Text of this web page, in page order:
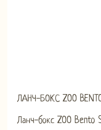
ЛАНЧ-БОКС ZOO
Ланч-бокс ZOO